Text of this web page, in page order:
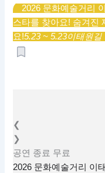
2026 문화예술거리
스타를 찾아요! 숨겨진
요!5.23 ~ 5.23이태원길
❮
❯
공연 종료 무료
2026 문화예술거리 이